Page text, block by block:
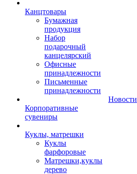
Канцтовары
Бумажная
продукция
Набор
подарочный
канцелярский
Офисные
принадлежности
Письменные
принадлежности
Корпоративные
сувениры
Куклы, матрешки
Куклы
фарфоровые
Матрешки,куклы
дерево
Новости